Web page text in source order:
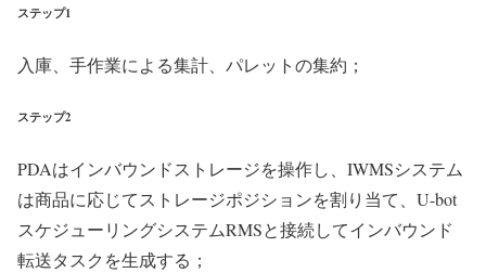
ステップ1
入庫、手作業による集計、パレットの集約；
ステップ2
PDAはインバウンドストレージを操作し、IWMSシステム
は商品に応じてストレージポジションを割り当て、U-bot
スケジューリングシステムRMSと接続してインバウンド
転送タスクを生成する；